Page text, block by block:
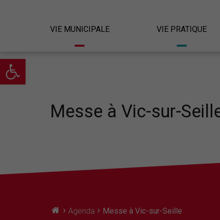
Ouvrir la barre d’outils
VIE MUNICIPALE VIE PRATIQUE
Messe à Vic-sur-
› Agenda › Messe à Vic-sur-Seille